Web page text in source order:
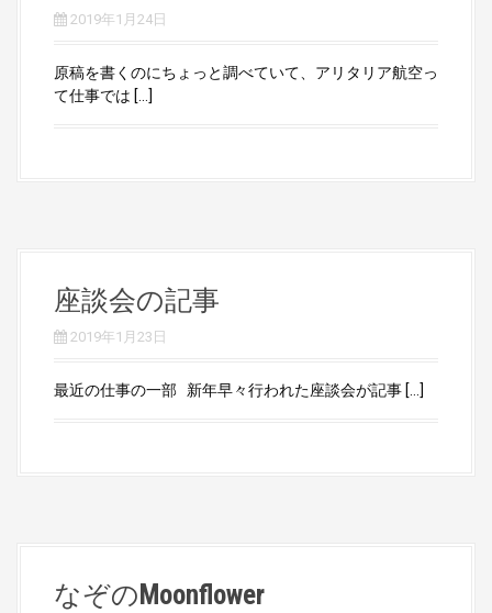
2019年1月24日
原稿を書くのにちょっと調べていて、アリタリア航空っ
て仕事では […]
座談会の記事
2019年1月23日
最近の仕事の一部 新年早々行われた座談会が記事 […]
なぞのMoonflower